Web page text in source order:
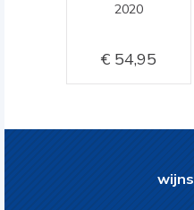
2020
54,95